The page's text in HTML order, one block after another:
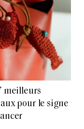
meilleurs
pour le signe